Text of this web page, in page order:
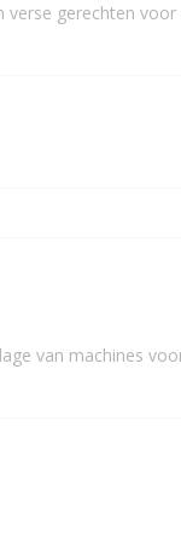
verse gerechten voor
van machines